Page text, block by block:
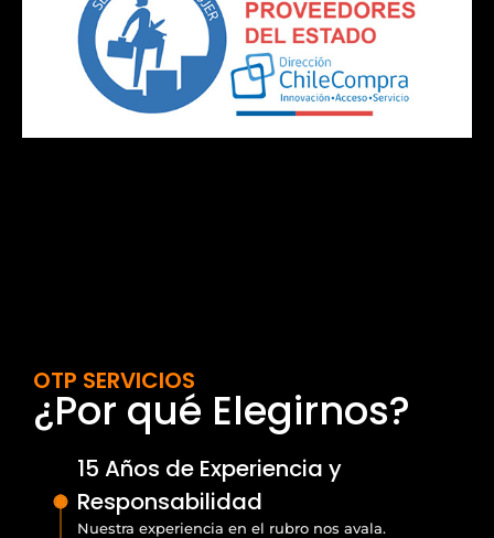
OTP SERVICIOS
¿Por qué Elegirnos?
15 Años de Experiencia y
Responsabilidad
Nuestra experiencia en el rubro nos avala.